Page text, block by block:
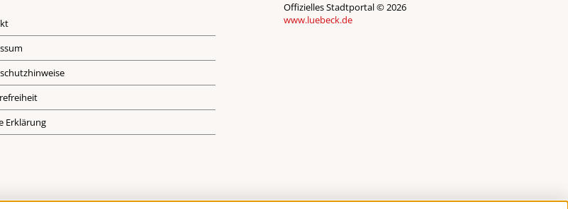
Erklärung
Offizielles Stadtportal © 2026
www.luebeck.de